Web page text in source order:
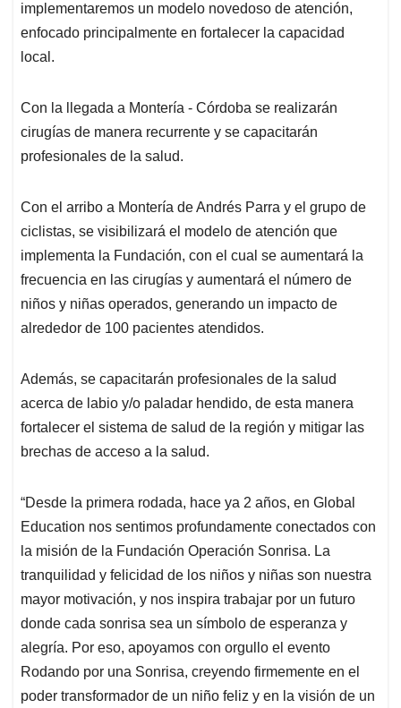
implementaremos un modelo novedoso de atención,
enfocado principalmente en fortalecer la capacidad
local.
Con la llegada a Montería - Córdoba se realizarán
cirugías de manera recurrente y se capacitarán
profesionales de la salud.
Con el arribo a Montería de Andrés Parra y el grupo de
ciclistas, se visibilizará el modelo de atención que
implementa la Fundación, con el cual se aumentará la
frecuencia en las cirugías y aumentará el número de
niños y niñas operados, generando un impacto de
alrededor de 100 pacientes atendidos.
Además, se capacitarán profesionales de la salud
acerca de labio y/o paladar hendido, de esta manera
fortalecer el sistema de salud de la región y mitigar las
brechas de acceso a la salud.
“Desde la primera rodada, hace ya 2 años, en Global
Education nos sentimos profundamente conectados con
la misión de la Fundación Operación Sonrisa. La
tranquilidad y felicidad de los niños y niñas son nuestra
mayor motivación, y nos inspira trabajar por un futuro
donde cada sonrisa sea un símbolo de esperanza y
alegría. Por eso, apoyamos con orgullo el evento
Rodando por una Sonrisa, creyendo firmemente en el
poder transformador de un niño feliz y en la visión de un